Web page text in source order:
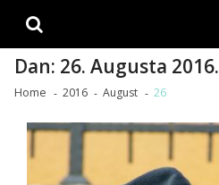
Dan: 26. Augusta 2016.
Home 2016 August 26